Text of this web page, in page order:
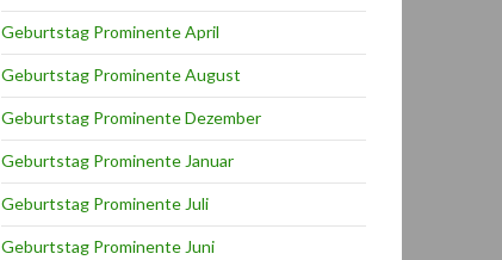
Geburtstag Prominente April
Geburtstag Prominente August
Geburtstag Prominente Dezember
Geburtstag Prominente Januar
Geburtstag Prominente Juli
Geburtstag Prominente Juni